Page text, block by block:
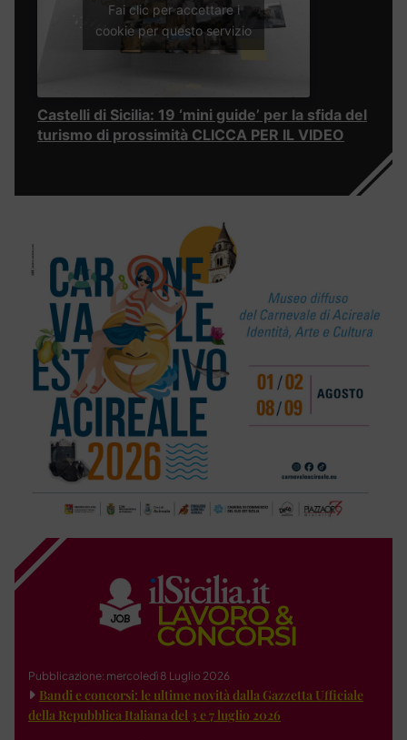
Fai clic per accettare i
cookie per questo servizio
Castelli di Sicilia: 19 ‘mini guide’ per la sfida del
turismo di prossimità CLICCA PER IL VIDEO
Pubblicazione: mercoledì 8 Luglio 2026
Bandi e concorsi: le ultime novità dalla Gazzetta Ufficiale
della Repubblica Italiana del 3 e 7 luglio 2026